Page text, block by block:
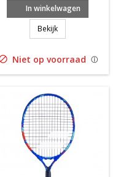
25 Gen9
In winkelwagen
BekijkBabolat Pure
Niet op voorraad